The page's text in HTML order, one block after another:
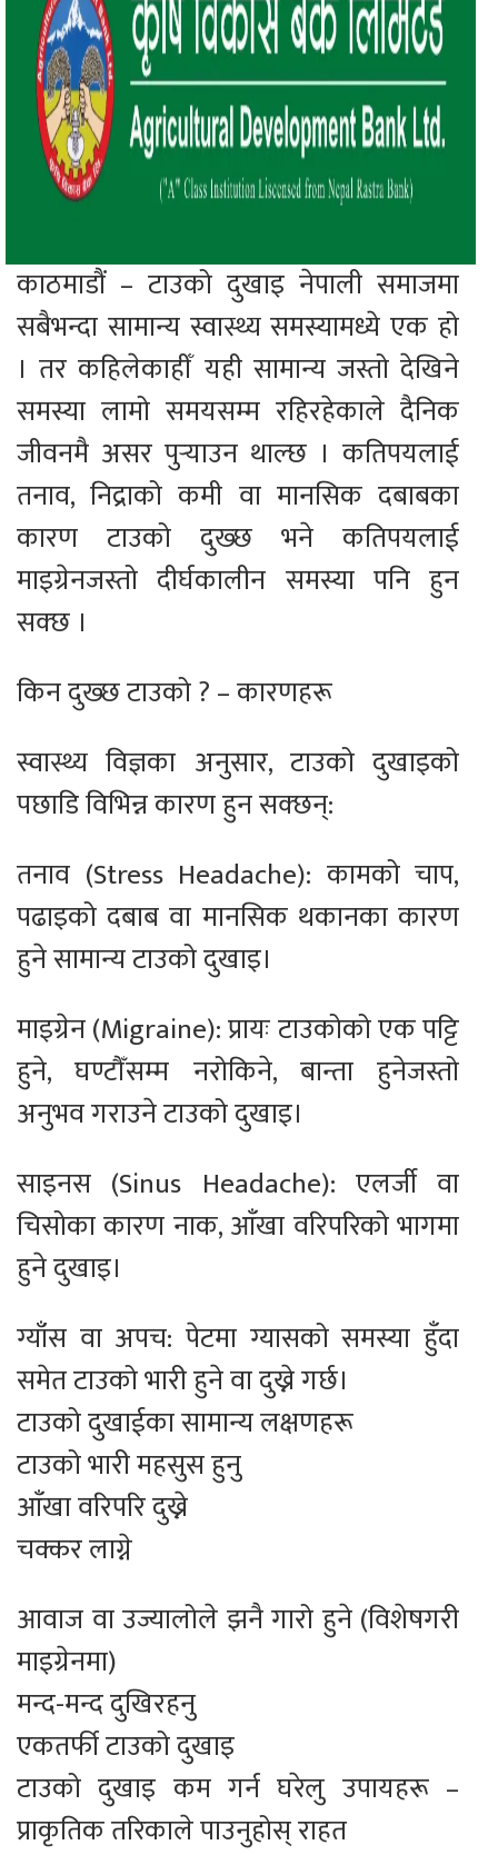
काठमाडौं – टाउको दुखाइ नेपाली समाजमा
सबैभन्दा सामान्य स्वास्थ्य समस्यामध्ये एक हो
। तर कहिलेकाहीँ यही सामान्य जस्तो देखिने
समस्या लामो समयसम्म रहिरहेकाले दैनिक
जीवनमै असर पुर्‍याउन थाल्छ । कतिपयलाई
तनाव, निद्राको कमी वा मानसिक दबाबका
कारण टाउको दुख्छ भने कतिपयलाई
माइग्रेनजस्तो दीर्घकालीन समस्या पनि हुन
सक्छ ।
किन दुख्छ टाउको ? – कारणहरू
स्वास्थ्य विज्ञका अनुसार, टाउको दुखाइको
पछाडि विभिन्न कारण हुन सक्छन्:
तनाव (Stress Headache): कामको चाप,
पढाइको दबाब वा मानसिक थकानका कारण
हुने सामान्य टाउको दुखाइ।
माइग्रेन (Migraine): प्रायः टाउकोको एक पट्टि
हुने, घण्टौँसम्म नरोकिने, बान्ता हुनेजस्तो
अनुभव गराउने टाउको दुखाइ।
साइनस (Sinus Headache): एलर्जी वा
चिसोका कारण नाक, आँखा वरिपरिको भागमा
हुने दुखाइ।
ग्याँस वा अपच: पेटमा ग्यासको समस्या हुँदा
समेत टाउको भारी हुने वा दुख्ने गर्छ।
टाउको दुखाईका सामान्य लक्षणहरू
टाउको भारी महसुस हुनु
आँखा वरिपरि दुख्ने
चक्कर लाग्ने
आवाज वा उज्यालोले झनै गारो हुने (विशेषगरी
माइग्रेनमा)
मन्द-मन्द दुखिरहनु
एकतर्फी टाउको दुखाइ
टाउको दुखाइ कम गर्न घरेलु उपायहरू –
प्राकृतिक तरिकाले पाउनुहोस् राहत